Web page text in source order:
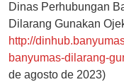
Dinas Perhubungan
Dilarang Gunakan
http://
banyumas-dilarang-
de agosto de 2023)